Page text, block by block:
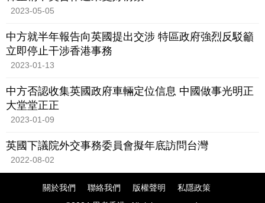
2023-05-05
中方就半年報告向英國提出交涉 特區政府強烈反駁籲
立即停止干涉香港事務
2023-01-13
中方否認收集英國政府車輛定位信息 中國做事光明正
大堂堂正正
2023-01-09
英國下議院外交事務委員會擬年底訪問台灣
2022-08-02
關於我們 聯絡我們 版權聲明
私隱政策